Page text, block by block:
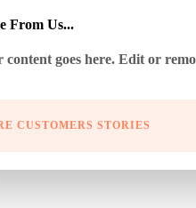
From Us...
content goes here. Edit or
CUSTOMERS STORIES